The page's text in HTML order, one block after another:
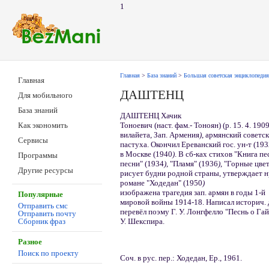
1
Главная
Для мобильного
База знаний
Как экономить
Сервисы
Программы
Другие ресурсы
Популярные
Отправить смс
Отправить почту
Сборник фраз
Разное
Поиск по проекту
Главная > База знаний > Большая советская энциклопедия
ДАШТЕНЦ
ДАШТЕНЦ Хачик
Тоноевич (наст. фам.- Тоноян) (р. 15. 4.
вилайета, Зап. Армения) , армянский
пастуха. Окончил Ереванский гос. ун-т
в Москве (1940) . В сб-ках стихов "Книга
песни" (1934) , "Пламя" (1936) , "Горные
рисует будни родной страны, утверждает
романе "Ходедан" (1950)
изображена трагедия зап. армян в годы 1-й
мировой войны 1914-18. Написал
перевёл поэму Г. У. Лонгфелло "Песнь о
У. Шекспира.
Соч. в рус. пер.: Ходедан, Ер., 1961.